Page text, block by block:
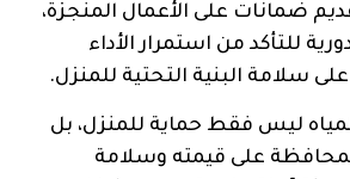
ضمانات على الأعمال المنجزة،
للتأكد من استمرار الأداء
سلامة البنية التحتية للمنزل.
ليس فقط حماية للمنزل، بل
على قيمته وسلامة